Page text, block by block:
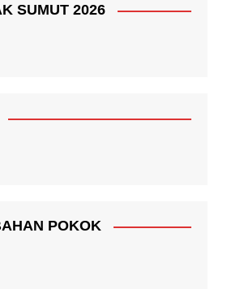
SUMUT 2026
POKOK